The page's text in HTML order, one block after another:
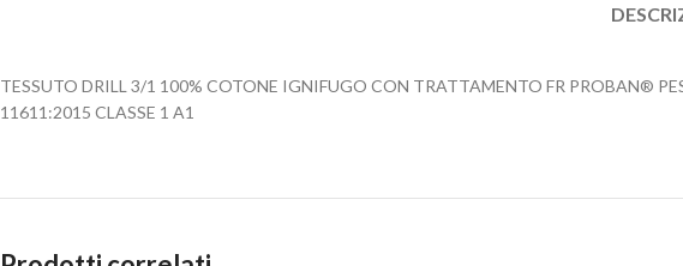
TESSUTO DRILL 3/1 100% COTONE IGNIFUGO CON TRATTAMENTO FR PROBAN®
11611:2015 CLASSE 1 A1